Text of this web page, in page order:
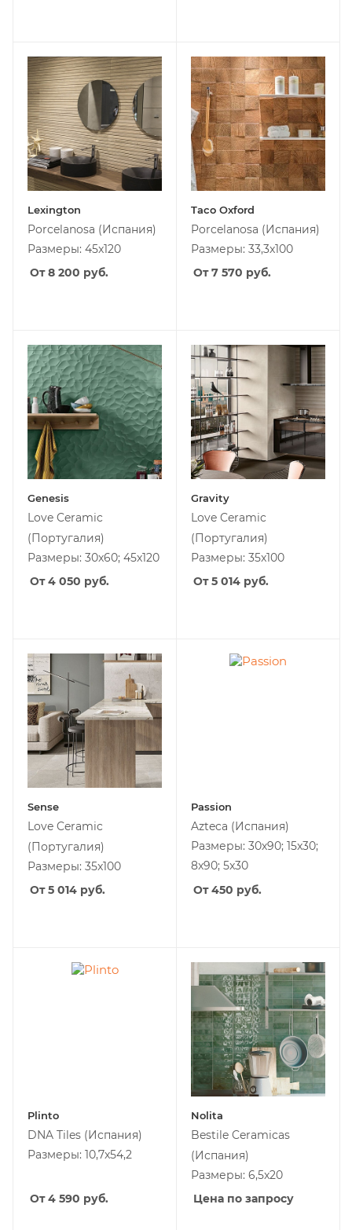
Lexington
Porcelanosa (Испания)
Размеры: 45x120
От 8 200 руб.
Taco Oxford
Porcelanosa (Испания)
Размеры: 33,3x100
От 7 570 руб.
Genesis
Love Ceramic
(Португалия)
Размеры: 30x60; 45x120
От 4 050 руб.
Gravity
Love Ceramic
(Португалия)
Размеры: 35x100
От 5 014 руб.
Sense
Love Ceramic
(Португалия)
Размеры: 35x100
От 5 014 руб.
Passion
Azteca (Испания)
Размеры: 30х90; 15x30;
8x90; 5x30
От 450 руб.
Plinto
DNA Tiles (Испания)
Размеры: 10,7x54,2
От 4 590 руб.
Nolita
Bestile Ceramicas
(Испания)
Размеры: 6,5x20
Цена по запросу